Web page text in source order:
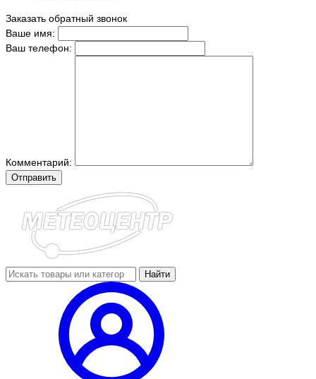
Заказать обратный звонок
Ваше имя:
Ваш телефон:
Комментарий:
Отправить
Найти